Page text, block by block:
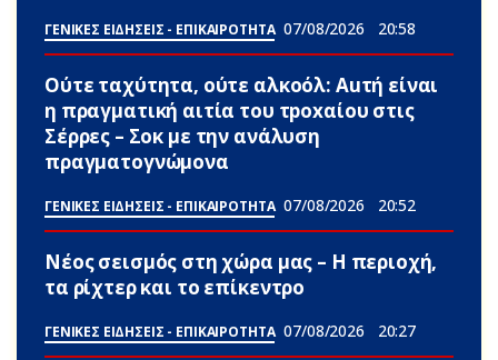
ΓΕΝΙΚΕΣ ΕΙΔΗΣΕΙΣ - ΕΠΙΚΑΙΡΟΤΗΤΑ 07/08/2026 20:58
Ούτε ταχύτητα, ούτε αλκοόλ: Αuτή είναι
η πραγματική αιτία του τpoxαίου στις
Σέρρες – Σoκ με την ανάλυση
πραγματογνώμονα
ΓΕΝΙΚΕΣ ΕΙΔΗΣΕΙΣ - ΕΠΙΚΑΙΡΟΤΗΤΑ 07/08/2026 20:52
Νέος σεισμός στη χώρα μας – Η περιοχή,
τα ρίχτερ και το επίκεντρο
ΓΕΝΙΚΕΣ ΕΙΔΗΣΕΙΣ - ΕΠΙΚΑΙΡΟΤΗΤΑ 07/08/2026 20:27